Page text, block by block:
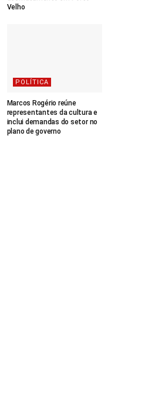
Velho
POLÍTICA
Marcos Rogério reúne
representantes da cultura e
inclui demandas do setor no
plano de governo